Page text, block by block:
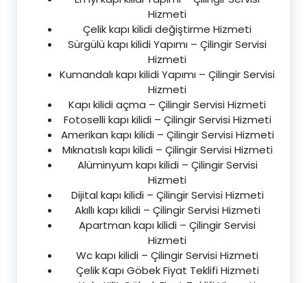
Hizmeti
Çelik kapı kilidi değiştirme Hizmeti
Sürgülü kapı kilidi Yapımı – Çilingir Servisi
Hizmeti
Kumandalı kapı kilidi Yapımı – Çilingir Servisi
Hizmeti
Kapı kilidi açma – Çilingir Servisi Hizmeti
Fotoselli kapı kilidi – Çilingir Servisi Hizmeti
Amerikan kapı kilidi – Çilingir Servisi Hizmeti
Mıknatıslı kapı kilidi – Çilingir Servisi Hizmeti
Alüminyum kapı kilidi – Çilingir Servisi
Hizmeti
Dijital kapı kilidi – Çilingir Servisi Hizmeti
Akıllı kapı kilidi – Çilingir Servisi Hizmeti
Apartman kapı kilidi – Çilingir Servisi
Hizmeti
Wc kapı kilidi – Çilingir Servisi Hizmeti
Çelik Kapı Göbek Fiyat Teklifi Hizmeti